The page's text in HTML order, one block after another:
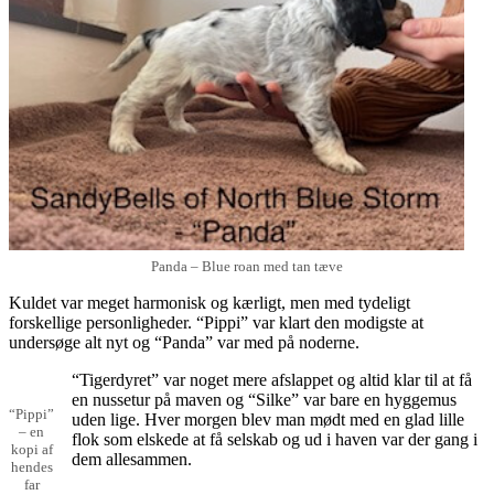
Panda – Blue roan med tan tæve
Kuldet var meget harmonisk og kærligt, men med tydeligt
forskellige personligheder. “Pippi” var klart den modigste at
undersøge alt nyt og “Panda” var med på noderne.
“Pippi”
– en
kopi af
hendes
far
“Tigerdyret” var noget mere afslappet og altid klar til at få
en nussetur på maven og “Silke” var bare en hyggemus
uden lige. Hver morgen blev man mødt med en glad lille
flok som elskede at få selskab og ud i haven var der gang i
dem allesammen.